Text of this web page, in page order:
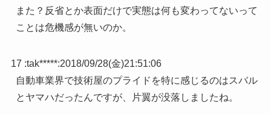
また？反省とか表面だけで実態は何も変わってないって
ことは危機感が無いのか。
17 :tak*****:2018/09/28(金)21:51:06
自動車業界で技術屋のプライドを特に感じるのはスバル
とヤマハだったんですが、片翼が没落しましたね。